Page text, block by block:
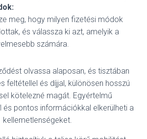
meg, hogy milyen fizetési módok
és válassza ki azt, amelyik a
számára.
olvassa alaposan, és tisztában
feltétellel és díjjal, különösen hosszú
kötelezné magát. Egyértelmű
és pontos információkkal elkerülheti a
kellemetlenségeket.